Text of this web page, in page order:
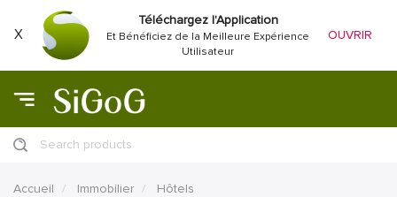
X
Téléchargez l'Application
Et Bénéficiez de la Meilleure Expérience
Utilisateur
OUVRIR
Search products
Accueil Immobilier Hôtels